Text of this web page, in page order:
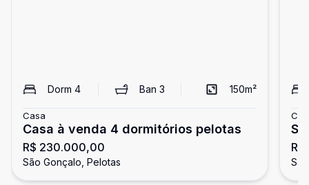
Dorm 4 Ban3 150m²
Casa
Casa à venda 4 dormitórios pelotas
R$ 230.000,00
São Gonçalo, Pelotas